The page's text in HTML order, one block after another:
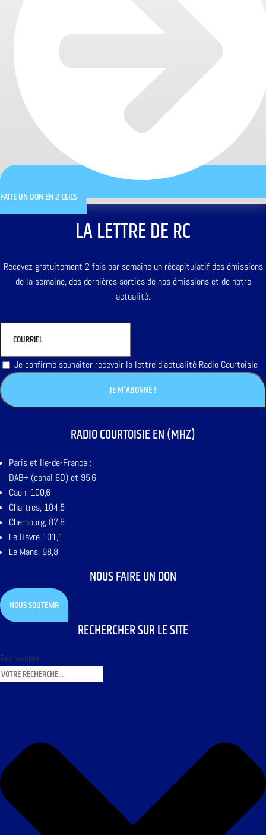
FAITE UN DON EN 2 CLICS
LA LETTRE DE RC
Recevez gratuitement 2 fois par semaine un récapitulatif des émissions
de la semaine, des dernières sorties de nos émissions et de notre
actualité.
Je confirme souhaiter recevoir la lettre d'actualité Radio Courtoisie
RADIO COURTOISIE EN (MHZ)
Paris et Ile-de-France :
DAB+ (canal 6D) et 95,6
Caen, 100,6
Chartres, 104,5
Cherbourg, 87,8
Le Havre 101,1
Le Mans, 98,8
NOUS FAIRE UN DON
NOUS SOUTENIR
RECHERCHER SUR LE SITE
Rechercher